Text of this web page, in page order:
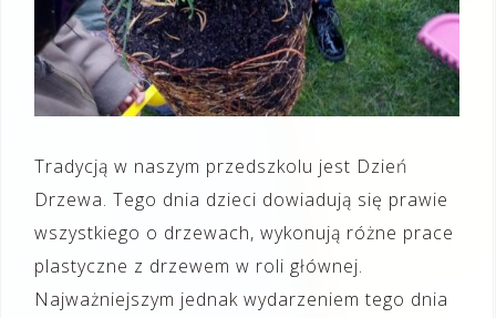
Tradycją w naszym przedszkolu jest Dzień
Drzewa. Tego dnia dzieci dowiadują się prawie
wszystkiego o drzewach, wykonują różne prace
plastyczne z drzewem w roli głównej.
Najważniejszym jednak wydarzeniem tego dnia